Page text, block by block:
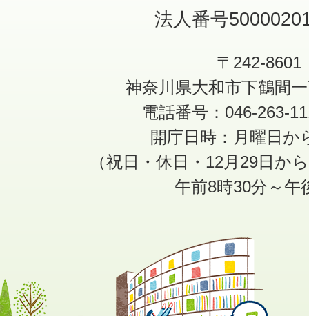
法人番号
〒242-8601
神奈川県大和市下鶴間
電話番号：046-263-
開庁日時：月曜日か
（祝日・休日・12月29日か
午前8時30分～午